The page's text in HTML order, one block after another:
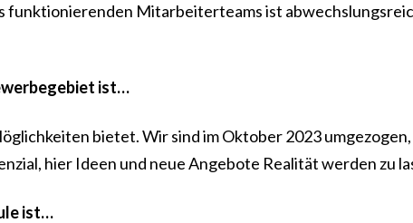
funktionierenden Mitarbeiterteams ist
ist…
bietet. Wir sind im Oktober 2023
hier Ideen und neue Angebote Realität werden zu
ist…